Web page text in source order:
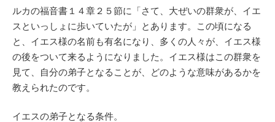
ルカの福音書１４章２５節に「さて、大ぜいの群衆が、イエ
スといっしょに歩いていたが」とあります。この頃になる
と、イエス様の名前も有名になり、多くの人々が、イエス様
の後をついて来るようになりました。イエス様はこの群衆を
見て、自分の弟子となることが、どのような意味があるかを
教えられたのです。
イエスの弟子となる条件。